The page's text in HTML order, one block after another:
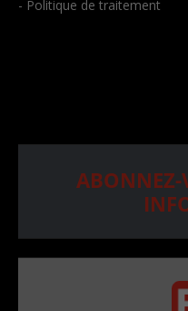
- Politique de traitement
ABONNEZ-